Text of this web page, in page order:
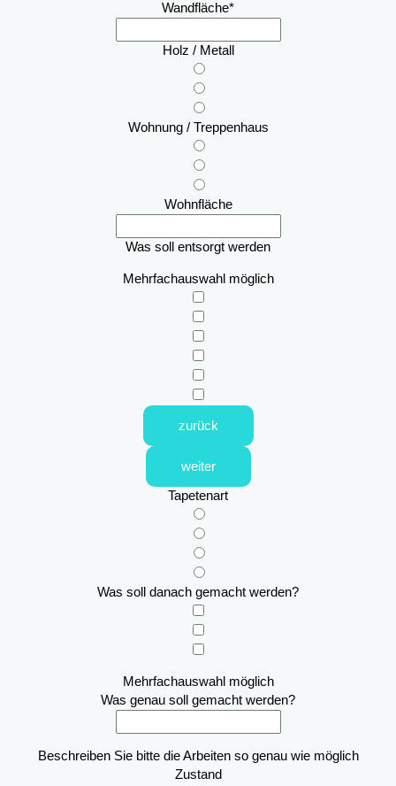
Wandfläche*
Holz / Metall
Wohnung / Treppenhaus
Wohnfläche
Was soll entsorgt werden
Mehrfachauswahl möglich
zurück
weiter
Tapetenart
Was soll danach gemacht werden?
Mehrfachauswahl möglich
Was genau soll gemacht werden?
Beschreiben Sie bitte die Arbeiten so genau wie möglich
Zustand